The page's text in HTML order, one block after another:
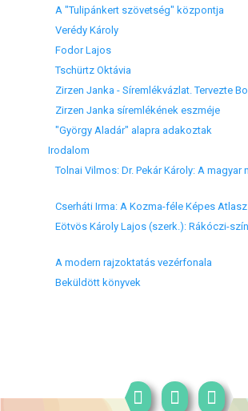
A "Tulipánkert szövetség" központja
Verédy Károly
Fodor Lajos
Tschürtz Oktávia
Zirzen Janka síremlékének eszméje
"György Aladár" alapra adakoztak
Irodalom
Cserháti Irma: A Kozma-féle Képes Atlasz
A modern rajzoktatás vezérfonala
Beküldött könyvek